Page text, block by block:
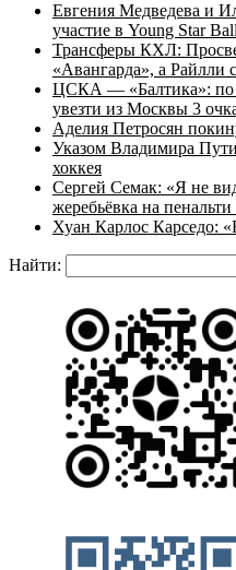
Евгения Медведева и
участие в Young Star
Трансферы КХЛ:
«Авангарда», а Райлли
ЦСКА — «Балтика»: по
увезти из Москвы 3
Аделия Петросян
Указом Владимира
хоккея
Сергей Семак: «Я не
жеребьёвка на пенальти
Хуан Карлос Карседо:
Найти: